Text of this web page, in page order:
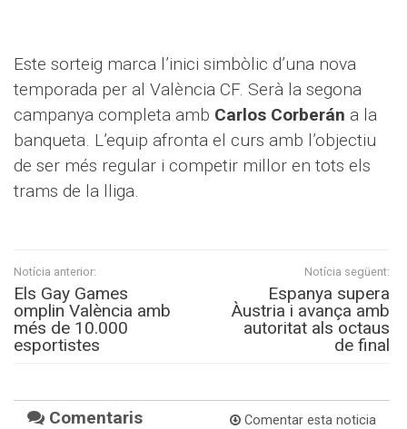
Este sorteig marca l’inici simbòlic d’una nova
temporada per al València CF. Serà la segona
campanya completa amb Carlos Corberán a la
banqueta. L’equip afronta el curs amb l’objectiu
de ser més regular i competir millor en tots els
trams de la lliga.
Notícia anterior:
Els Gay Games
omplin València amb
més de 10.000
esportistes
Notícia següent:
Espanya supera
Àustria i avança amb
autoritat als octaus
de final
Comentaris Comentar esta noticia